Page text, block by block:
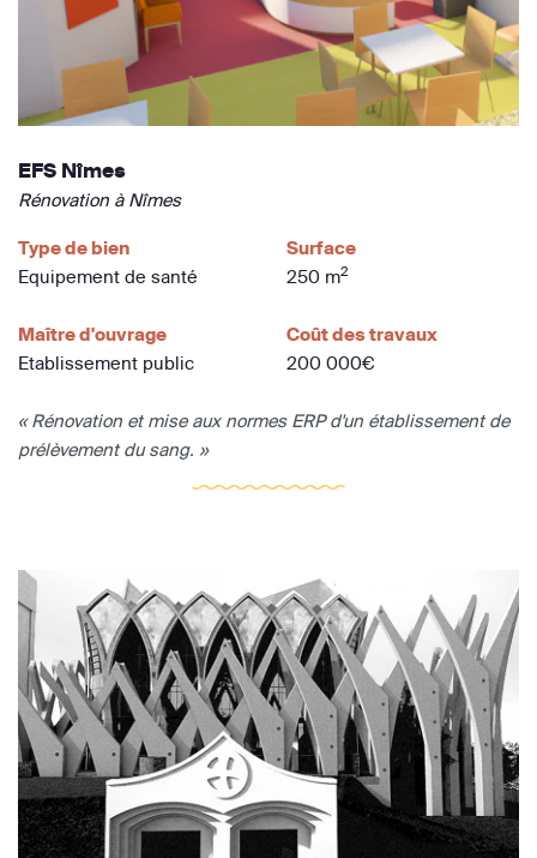
EFS Nîmes
Rénovation à Nîmes
Type de bien
Equipement de santé
Surface
250 m2
Maître d'ouvrage
Etablissement public
Coût des travaux
200 000€
« Rénovation et mise aux normes ERP d'un établissement de
prélèvement du sang. »